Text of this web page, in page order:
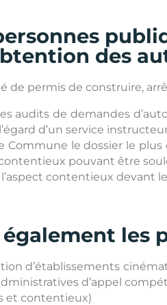
des
de permis de construire,
audits de demandes
d’un service
Commune le dossier le
pouvant être
contentieux devant
les
d’établissements
d’appel
et contentieux)